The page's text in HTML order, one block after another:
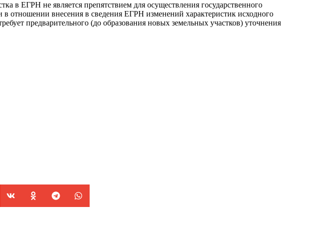
в ЕГРН не является препятствием для осуществления государственного
в отношении внесения в сведения ЕГРН изменений характеристик исходного
предварительного (до образования новых земельных участков) уточнения